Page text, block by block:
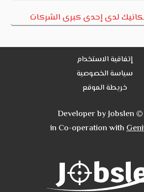
لدى إحدى كبرى الشركات
إتفاقية الاستخدام
سياسة الخصوصية
خريطة الموقع
Developer by Jobslen
in Co-operation with